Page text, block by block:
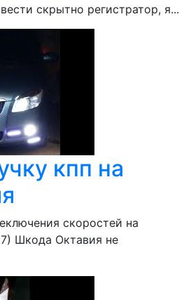
скрытно регистратор, я...
кпп на
скоростей на
Шкода Октавия не